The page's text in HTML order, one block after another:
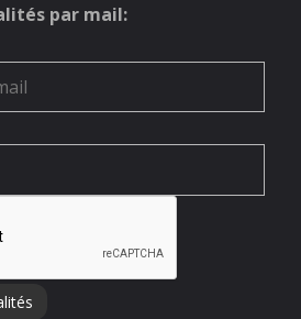
par mail: